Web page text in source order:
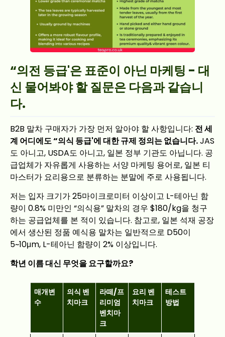
“의전 등급'은 표준이 아닌 마케팅 - 대
신 물어봐야 할 질문은 다음과 같습니
다.
B2B 말차 구매자가 가장 먼저 알아야 할 사항입니다: 전 세
계 어디에도 “의식 등급'에 대한 규제 정의는 없습니다.JAS
도 아니고, USDA도 아니고, 일본 정부 기관도 아닙니다. 공
급업체가 자유롭게 사용하는 서양 마케팅 용어로, 일본 티
마스터가 요리용으로 분류하는 분말에 주로 사용됩니다.
저는 입자 크기가 25마이크로미터 이상이고 L-테아닌 함
량이 0.8% 미만인 “의식용” 말차의 경우 $180/kg을 청구
하는 공급업체를 본 적이 있습니다. 참고로, 일본 석재 공장
에서 생산된 정품 예식용 말차는 일반적으로 D50이
5~10μm, L-테아닌 함량이 2% 이상입니다.
학년 이름 대신 무엇을 요구할까요?
매개변
수
의식 벤
치마크
라떼/프
리미엄
벤치마
크
요리 벤
치마크
테스트
방법